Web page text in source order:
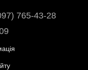
765-43-28